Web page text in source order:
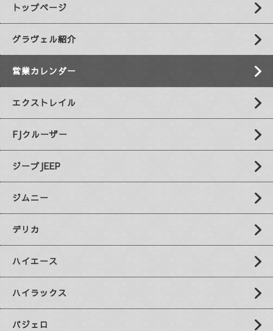
トップページ
グラヴェル紹介
営業カレンダー
エクストレイル
FJクルーザー
ジープJEEP
ジムニー
デリカ
ハイエース
ハイラックス
パジェロ